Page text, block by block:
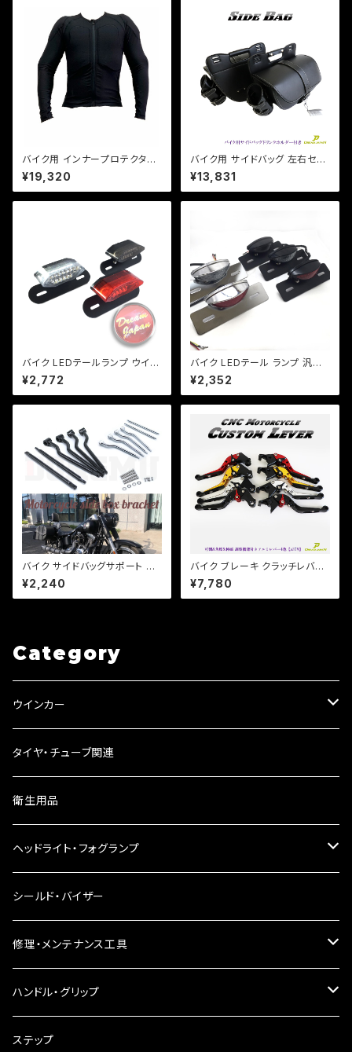
バイク用 インナープロテクター
オールシーズンメッシュ ストレッ
チ生地 ソフトプロテクター採用
CE規格 肘、肩、背中、胸【DJ-a
¥19,320
バイク用 サイドバッグ 左右セッ
ト ドリンクホルダー レインカバ
ー付き /ドラッグスター/スポーツ
スター/ビラーゴ/マグナ
¥13,831
バイク LEDテールランプ ウイン
カー 一体型テール【レンズ色選
択】 汎用 ルーカス CB XJ SR
TW
¥2,772
バイク LEDテール ランプ 汎用
ナンバー灯付 ミニタイプ 【ブラッ
ク】カスタム テール エイプ モン
キー SR マグナ FTR 【レンジ
¥2,352
バイク サイドバッグサポート バ
ッグ アメリカン 汎用品 サドルバ
ッグ サポート 2点可動タイプ 左
右セット ドラッグスターa038
¥2,240
バイク ブレーキ クラッチレバー
左右セット ホンダ系 ジェイド マ
グナ ホーネット 他 【a379】 可
倒&角度&伸縮 調整機能付き
¥7,780
Category
ウインカー
ウインカーリレー
ウインカーレンズ
LEDウインカー
電球型ウインカー
バードゲージウインカー
ウインカークランプ
タイヤ・チューブ関連
衛生用品
ヘッドライト・フォグランプ
ヘッドライト
フォグランプ
配線・リレー
シールド・バイザー
修理・メンテナンス工具
インテークマニホールド
電装・配線・キボシ等
ハンドル・グリップ
グリップ
ステップ